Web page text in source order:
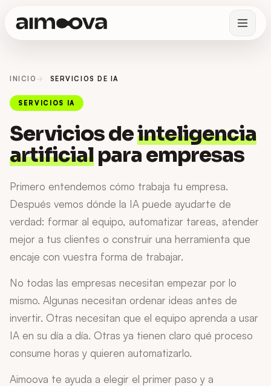
INICIO SERVICIOS DE IA
SERVICIOS IA
Servicios deinteligencia
artificialpara empresas
Primero entendemos cómo trabaja tu empresa.
Después vemos dónde la IA puede ayudarte de
verdad: formar al equipo, automatizar tareas, atender
mejor a tus clientes o construir una herramienta que
encaje con vuestra forma de trabajar.
No todas las empresas necesitan empezar por lo
mismo. Algunas necesitan ordenar ideas antes de
invertir. Otras necesitan que el equipo aprenda a usar
IA en su día a día. Otras ya tienen claro qué proceso
consume horas y quieren automatizarlo.
Aimoova te ayuda a elegir el primer paso y a